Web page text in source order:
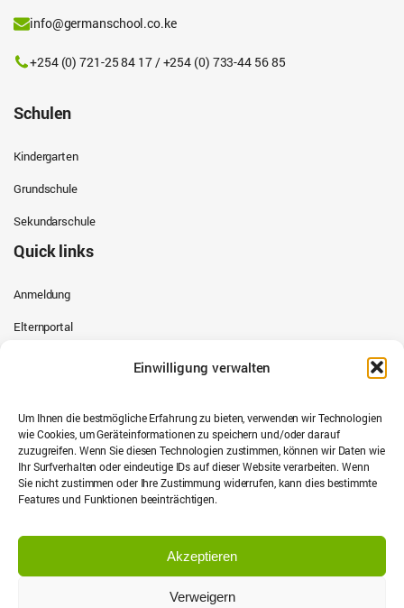
Einwilligung verwalten
Um Ihnen die bestmögliche Erfahrung zu bieten, verwenden wir Technologien
wie Cookies, um Geräteinformationen zu speichern und/oder darauf
zuzugreifen. Wenn Sie diesen Technologien zustimmen, können wir Daten wie
Ihr Surfverhalten oder eindeutige IDs auf dieser Website verarbeiten. Wenn
Sie nicht zustimmen oder Ihre Zustimmung widerrufen, kann dies bestimmte
Features und Funktionen beeinträchtigen.
Akzeptieren
Verweigern
info@germanschool.co.ke
+254 (0) 721-25 84 17 / +254 (0) 733-44 56 85
Schulen
Kindergarten
Grundschule
Sekundarschule
Quick links
Anmeldung
Elternportal
Stipendien Programm
Datenschutz & Privatsphäre
Datenschutzrichtlinie